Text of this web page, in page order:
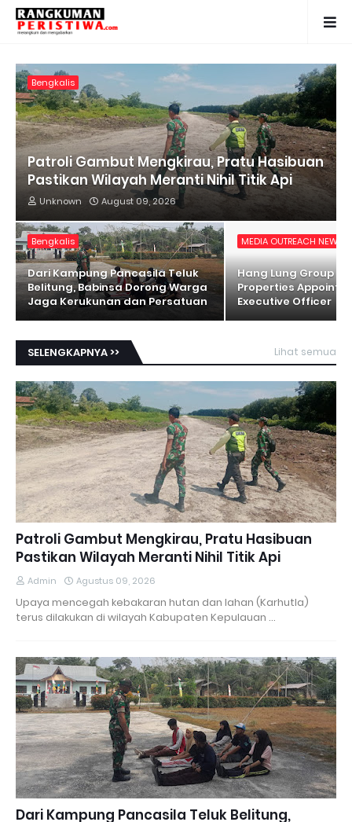
Bengkalis
Patroli Gambut Mengkirau, Pratu Hasibuan
Pastikan Wilayah Meranti Nihil Titik Api
Unknown August 09, 2026
Bengkalis
Dari Kampung Pancasila Teluk
Belitung, Babinsa Dorong Warga
Jaga Kerukunan dan Persatuan
MEDIA OUTREACH
Hang Lung Group
Properties Appoint
Executive Officer
SELENGKAPNYA >> Lihat semua
Patroli Gambut Mengkirau, Pratu Hasibuan
Pastikan Wilayah Meranti Nihil Titik Api
Admin Agustus 09, 2026
Upaya mencegah kebakaran hutan dan lahan (Karhutla)
terus dilakukan di wilayah Kabupaten Kepulauan …
Dari Kampung Pancasila Teluk Belitung,